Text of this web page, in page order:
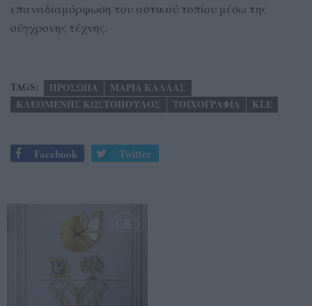
επαναδιαμόρφωση του αστικού τοπίου μέσω της
σύγχρονης τέχνης.
TAGS: ΠΡΟΣΩΠΑ
ΜΑΡΙΑ ΚΑΛΛΑΣ
ΚΛΕΟΜΕΝΗΣ ΚΩΣΤΟΠΟΥΛΟΣ
ΤΟΙΧΟΓΡΑΦΙΑ KLE
Facebook Twitter